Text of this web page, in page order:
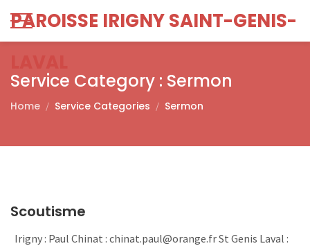
PAROISSE IRIGNY SAINT-GENIS-
Service Category : Sermon
Home Service Categories Sermon
Scoutisme
Irigny : Paul Chinat : chinat.paul@orange.fr St Genis Laval :